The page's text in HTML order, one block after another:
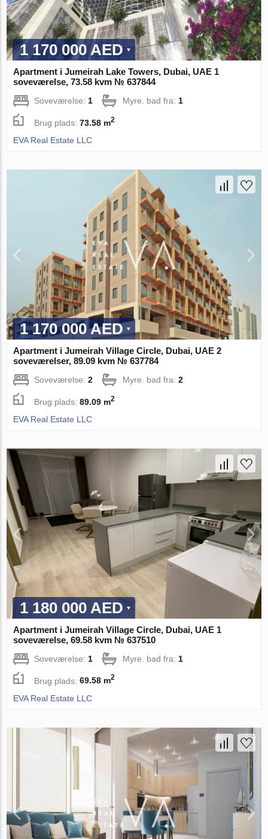
1 170 000 AED
Apartment i Jumeirah Lake Towers, Dubai, UAE 1
soveværelse, 73.58 kvm № 637844
Soveværelse:1 Myre. bad fra:1
Brug plads:73.58 m2
EVA Real Estate LLC
1 170 000 AED
Apartment i Jumeirah Village Circle, Dubai, UAE 2
soveværelser, 89.09 kvm № 637784
Soveværelse:2 Myre. bad fra:2
Brug plads:89.09 m2
EVA Real Estate LLC
1 180 000 AED
Apartment i Jumeirah Village Circle, Dubai, UAE 1
soveværelse, 69.58 kvm № 637510
Soveværelse: 1 Myre. bad fra: 1
Brug plads:69.58 m2
EVA Real Estate LLC